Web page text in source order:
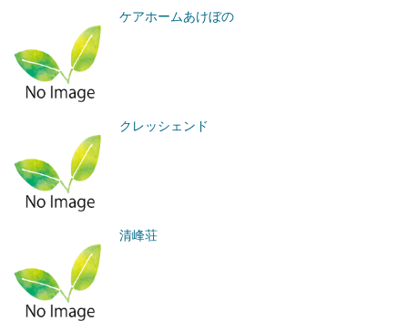
ケアホームあけぼの
クレッシェンド
清峰荘